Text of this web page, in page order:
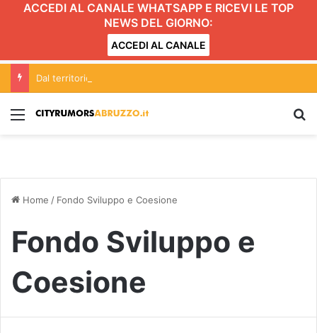
ACCEDI AL CANALE WHATSAPP E RICEVI LE TOP
NEWS DEL GIORNO:
ACCEDI AL CANALE
Menu
Home / Fondo Sviluppo e Coesione
Fondo Sviluppo e
Coesione